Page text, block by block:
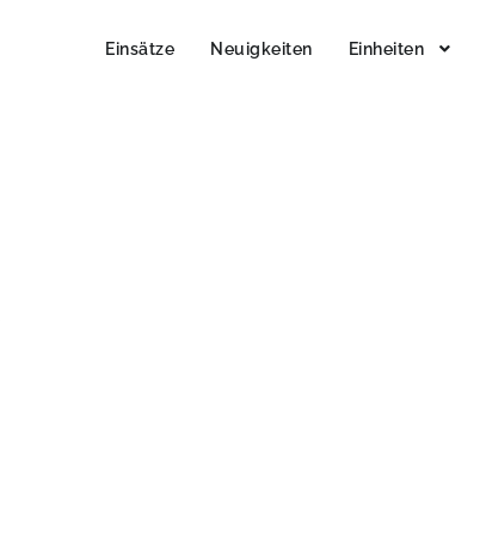
Einsätze Neuigkeiten Einheiten